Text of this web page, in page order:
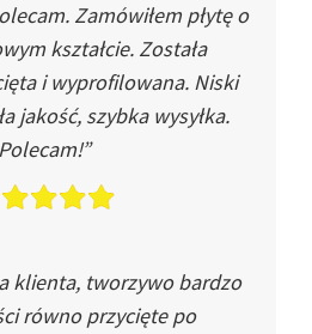
Zamówiłem płytę o
kształcie. Została
i wyprofilowana. Niski
jakość, szybka wysyłka.
Polecam!”
klienta, tworzywo bardzo
równo przycięte po